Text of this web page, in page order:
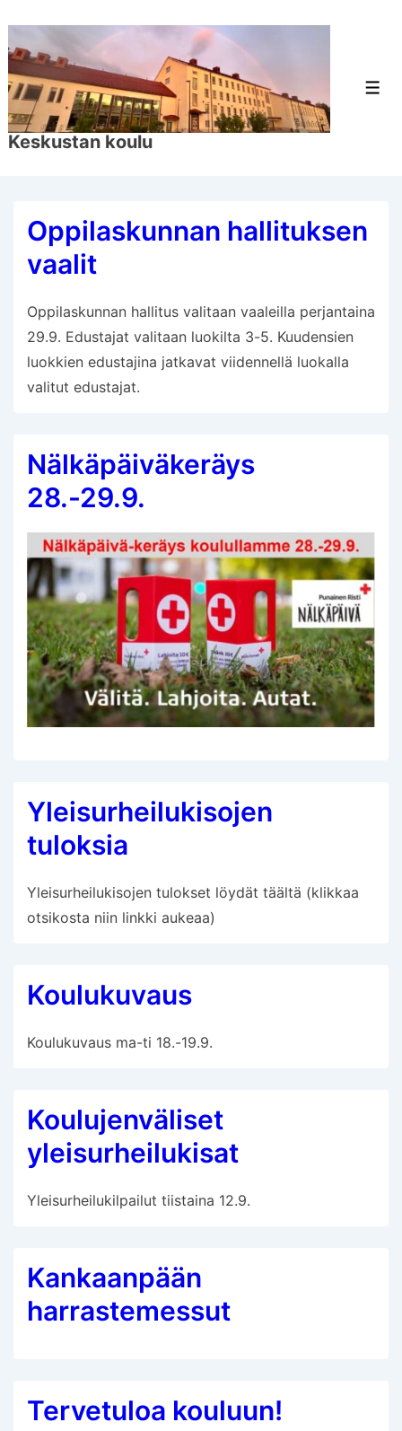
pääsisältöön
Keskustan koulu
Oppilaskunnan hallituksen
vaalit
Oppilaskunnan hallitus valitaan vaaleilla perjantaina
29.9. Edustajat valitaan luokilta 3-5. Kuudensien
luokkien edustajina jatkavat viidennellä luokalla
valitut edustajat.
Nälkäpäiväkeräys
28.-29.9.
Yleisurheilukisojen
tuloksia
Yleisurheilukisojen tulokset löydät täältä (klikkaa
otsikosta niin linkki aukeaa)
Koulukuvaus
Koulukuvaus ma-ti 18.-19.9.
Koulujenväliset
yleisurheilukisat
Yleisurheilukilpailut tiistaina 12.9.
Kankaanpään
harrastemessut
Tervetuloa kouluun!